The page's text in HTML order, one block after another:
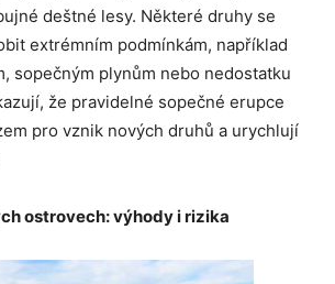
deštné lesy. Některé druhy se
extrémním podmínkám, například
sopečným plynům nebo nedostatku
že pravidelné sopečné erupce
pro vznik nových druhů a urychlují
ostrovech: výhody i rizika